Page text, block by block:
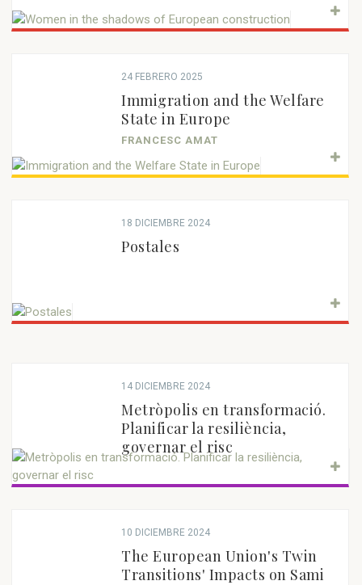
24 FEBRERO 2025
Immigration and the Welfare
State in Europe
FRANCESC AMAT
18 DICIEMBRE 2024
Postales
14 DICIEMBRE 2024
Metròpolis en transformació.
Planificar la resiliència,
governar el risc
10 DICIEMBRE 2024
The European Union's Twin
Transitions' Impacts on Sami